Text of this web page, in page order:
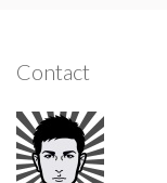
Contact